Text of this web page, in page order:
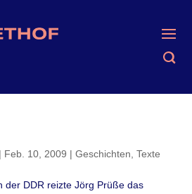
Feb. 10, 2009 | Geschichten Texte
der DDR reizte Jörg Prüße das